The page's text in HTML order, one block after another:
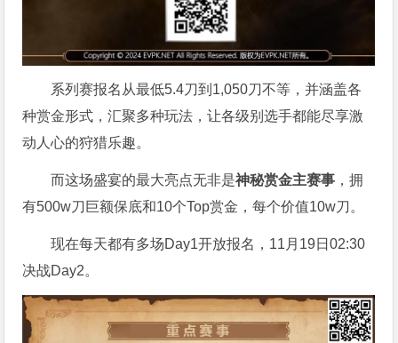
系列赛报名从最低5.4刀到1,050刀不等，并涵盖各
种赏金形式，汇聚多种玩法，让各级别选手都能尽享激
动人心的狩猎乐趣。
而这场盛宴的最大亮点无非是神秘赏金主赛事 ，拥
有500w刀巨额保底和10个Top赏金，每个价值10w刀。
现在每天都有多场Day1开放报名，11月19日02:30
决战Day2。